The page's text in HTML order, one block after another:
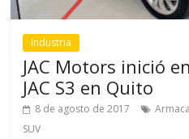
Industria
JAC Motors inició
JAC S3 en Quito
8 de agosto de 2017
SUV